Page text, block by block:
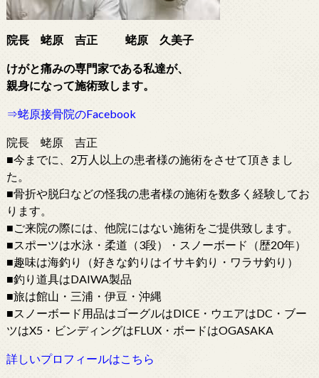
院長 蛯原 吉正 蛯原 久美子
けがと痛みの専門家である私達が、
親身になって施術致します。
⇒蛯原接骨院のFacebook
院長 蛯原 吉正
■今までに、2万人以上の患者様の施術をさせて頂きまし
た。
■骨折や脱臼などの怪我の患者様の施術を数多く経験してお
ります。
■ご来院の際には、他院にはない施術をご提供致します。
■スポーツは水泳・柔道（3段）・スノーボード（歴20年）
■趣味は海釣り（好きな釣りはイサキ釣り・ワラサ釣り）
■釣り道具はDAIWA製品
■旅は館山・三浦・伊豆・沖縄
■スノーボード用品はゴーグルはDICE・ウエアはDC・ブー
ツはX5・ビンディングはFLUX・ボードはOGASAKA
詳しいプロフィールはこちら